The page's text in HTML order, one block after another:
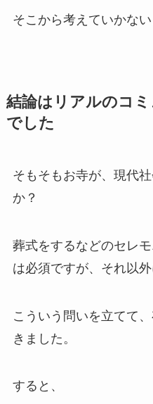
そこから考えていかな
結論はリアルのコミ
でした
そもそもお寺が、現代
か？
葬式をするなどのセレ
は必須ですが、それ以
こういう問いを立てて
きました。
すると、